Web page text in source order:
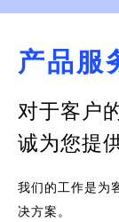
产品服
对于客户
诚为您提
我们的工作是为
决方案。